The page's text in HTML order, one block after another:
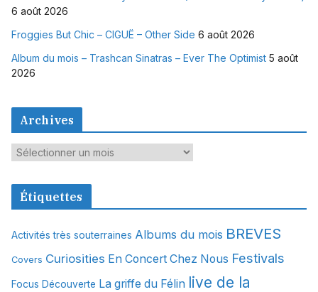
6 août 2026
Froggies But Chic – CIGUË – Other Side 6 août 2026
Album du mois – Trashcan Sinatras – Ever The Optimist 5 août
2026
Archives
A
c
v
e
Étiquettes
Activités très souterraines Albums du mois BREVES
Covers Curiosities En Concert Chez Nous Festivals
Focus Découverte La griffe du Félin live de la